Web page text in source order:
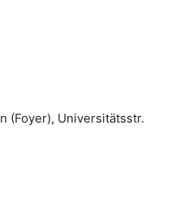
(Foyer), Universitätsstr.